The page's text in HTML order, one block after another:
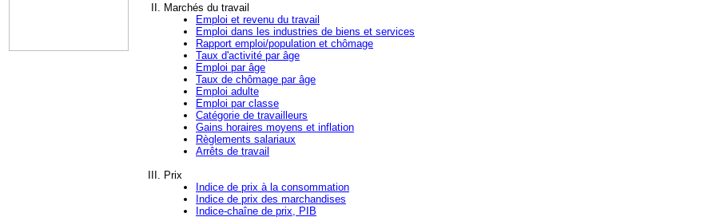
Marchés du travail
Emploi et revenu du travail
Emploi dans les industries de biens et services
Rapport emploi/population et chômage
Taux d'activité par âge
Emploi par âge
Taux de chômage par âge
Emploi adulte
Emploi par classe
Catégorie de travailleurs
Gains horaires moyens et inflation
Règlements salariaux
Arrêts de travail
Prix
Indice de prix à la consommation
Indice de prix des marchandises
Indice-chaîne de prix, PIB